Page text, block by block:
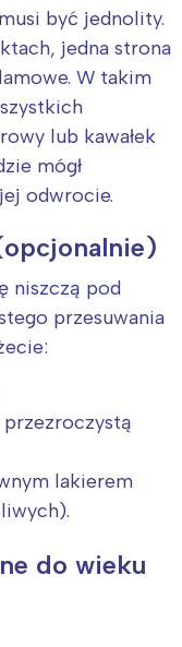
być jednolity.
jedna strona
W takim
lub kawałek
mógł
odwrocie.
niszczą pod
przesuwania
lakierem
do wieku